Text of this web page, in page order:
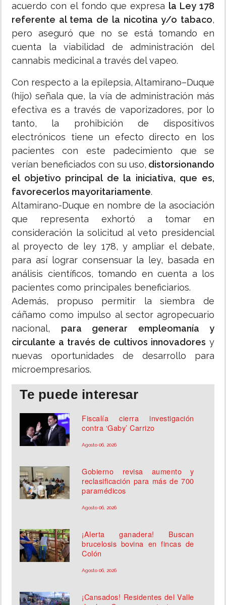
acuerdo con el fondo que expresa la Ley 178
referente al tema de la nicotina y/o tabaco,
pero aseguró que no se está tomando en
cuenta la viabilidad de administración del
cannabis medicinal a través del vapeo.
Con respecto a la epilepsia, Altamirano–Duque
(hijo) señala que, la vía de administración más
efectiva es a través de vaporizadores, por lo
tanto, la prohibición de dispositivos
electrónicos tiene un efecto directo en los
pacientes con este padecimiento que se
verían beneficiados con su uso, distorsionando
el objetivo principal de la iniciativa, que es,
favorecerlos mayoritariamente.
Altamirano-Duque en nombre de la asociación
que representa exhortó a tomar en
consideración la solicitud al veto presidencial
al proyecto de ley 178, y ampliar el debate,
para así lograr consensuar la ley, basada en
análisis científicos, tomando en cuenta a los
pacientes como principales beneficiarios.
Además, propuso permitir la siembra de
cáñamo como impulso al sector agropecuario
nacional, para generar empleomanía y
circulante a través de cultivos innovadores y
nuevas oportunidades de desarrollo para
microempresarios.
Te puede interesar
Fiscalía cierra investigación
contra ‘Gaby’ Carrizo
Agosto 06, 2026
Gobierno revisa aumento y
reclasificación para más de 700
paramédicos
Agosto 06, 2026
¡Alerta ganadera! Buscan
brucelosis bovina en fincas de
Colón
Agosto 06, 2026
¡Cansados! Residentes del Valle